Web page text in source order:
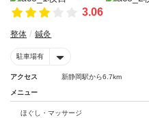
3.06
整体 鍼灸
駐車場有
アクセス 新静岡駅から6.7km
メニュー
ほぐし・マッサージ